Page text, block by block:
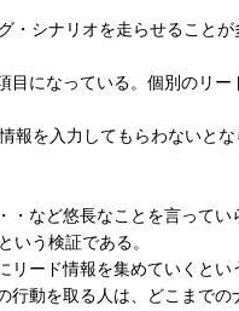
シナリオを走らせること
になっている。個別のリー
報を入力してもらわないと
など悠長なことを言って
いう検証である。
ード情報を集めていくとい
動を取る人は、どこまで